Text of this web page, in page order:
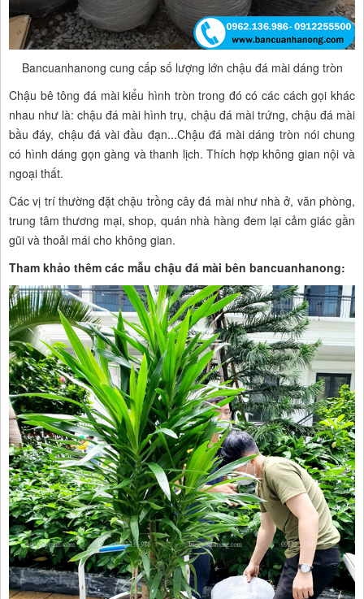
Bancuanhanong cung cấp số lượng lớn chậu đá mài dáng tròn
Chậu bê tông đá mài kiểu hình tròn trong đó có các cách gọi khác
nhau như là: chậu đá mài hình trụ, chậu đá mài trứng, chậu đá mài
bầu đáy, chậu đá vài đầu đạn...Chậu đá mài dáng tròn nói chung
có hình dáng gọn gàng và thanh lịch. Thích hợp không gian nội và
ngoại thất.
Các vị trí thường đặt chậu trồng cây đá mài như nhà ở, văn phòng,
trung tâm thương mại, shop, quán nhà hàng đem lại cảm giác gần
gũi và thoải mái cho không gian.
Tham khảo thêm các mẫu chậu đá mài bên bancuanhanong: